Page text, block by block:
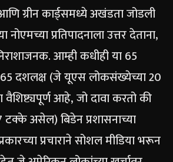
ग्रीन कार्ड्समध्ये अखंडता जोडली
प्रतिपादनाला उत्तर देताना,
आम्ही कधीही या 65
65 दशलक्ष (जे यूएस लोकसंख्येच्या 20
आहे, जो दावा करतो की
असेल) बिडेन प्रशासनाच्या
प्रचाराने सोशल मीडिया भरून